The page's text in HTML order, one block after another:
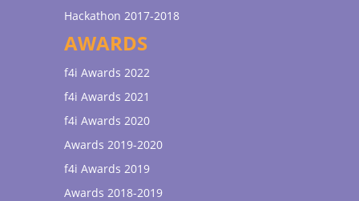
Hackathon 2017-2018
AWARDS
f4i Awards 2022
f4i Awards 2021
f4i Awards 2020
Awards 2019-2020
f4i Awards 2019
Awards 2018-2019